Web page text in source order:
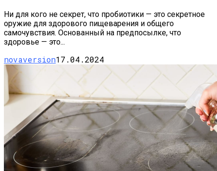
Ни для кого не секрет, что пробиотики — это секретное
оружие для здорового пищеварения и общего
самочувствия. Основанный на предпосылке, что
здоровье — это...
novaversion17.04.2024